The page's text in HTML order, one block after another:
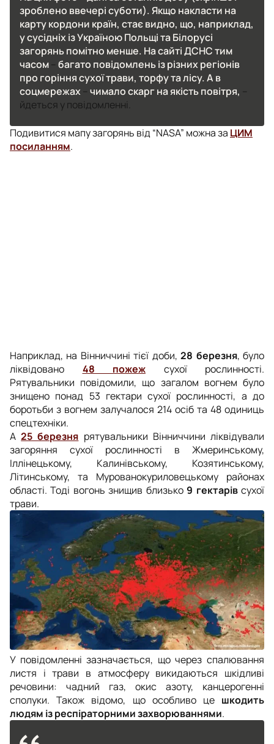
зроблено ввечері суботи). Якщо накласти на
карту кордони країн, стає видно, що, наприклад,
у сусідніх із Україною Польщі та Білорусі
загорянь помітно менше. На сайті ДСНС тим
часом
багато повідомлень із різних регіонів
про горіння сухої трави, торфу та лісу. А в
соцмережах
чимало скарг на якість повітря,
йдеться у повідомленні.
Подивитися мапу загорянь від “NASA” можна за ЦИМ
посиланням.
Наприклад, на Вінниччині тієї доби,28 березня, було
ліквідовано 48 пожеж сухої рослинності.
Рятувальники повідомили, що загалом вогнем було
знищено понад 53 гектари сухої рослинності, а до
боротьби з вогнем залучалося 214 осіб та 48 одиниць
спецтехніки.
А25 березня рятувальники Вінниччини ліквідували
загоряння сухої рослинності в Жмеринському,
Іллінецькому, Калинівському, Козятинському,
Літинському, та Мурованокуриловецькому районах
області. Тоді вогонь знищив близько 9 гектарівсухої
трави.
У повідомленні зазначається, що через спалювання
листя і трави в атмосферу викидаються шкідливі
речовини: чадний газ, окис азоту, канцерогенні
сполуки. Також відомо, що особливо це шкодить
людям із респіраторними захворюваннями.